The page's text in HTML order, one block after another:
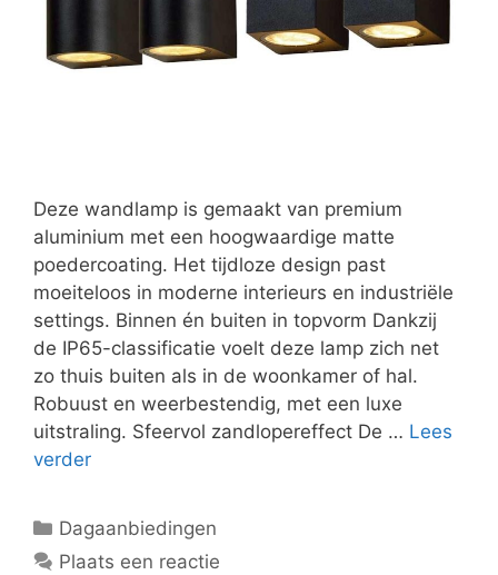
Deze wandlamp is gemaakt van premium
aluminium met een hoogwaardige matte
poedercoating. Het tijdloze design past
moeiteloos in moderne interieurs en industriële
settings. Binnen én buiten in topvorm Dankzij
de IP65-classificatie voelt deze lamp zich net
zo thuis buiten als in de woonkamer of hal.
Robuust en weerbestendig, met een luxe
uitstraling. Sfeervol zandlopereffect De … Lees
verder
Categorieën
Dagaanbiedingen
Plaats een reactie